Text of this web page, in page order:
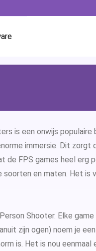
Word
PowerPoint
Outlook
Access
is een onwijs
immersie. Dit
de FPS games heel erg
soorten en maten. Het is
Shooter. Elke
zijn ogen) noem je
is. Het is nou